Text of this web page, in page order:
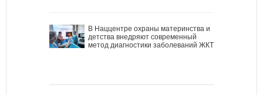
В Наццентре охраны материнства и
детства внедряют современный
метод диагностики заболеваний ЖКТ